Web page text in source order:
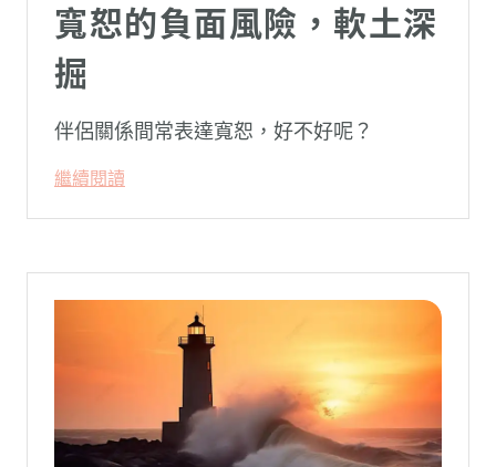
寬恕的負面風險，軟土深
掘
伴侶關係間常表達寬恕，好不好呢？
繼續閱讀